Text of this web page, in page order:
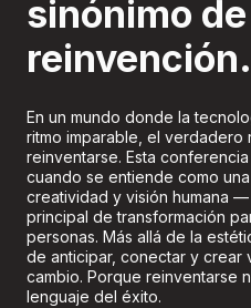
sinónimo de
reinvención.
En un mundo donde la
ritmo imparable, el verdadero
reinventarse. Esta
cuando se entiende como
creatividad y visión humana
principal de transformación
personas. Más allá de la
de anticipar, conectar y crear
cambio. Porque reinventarse
lenguaje del éxito.